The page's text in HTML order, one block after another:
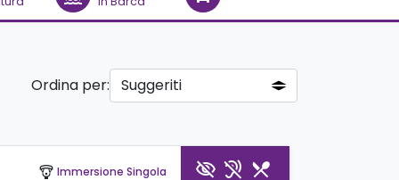
Ordina per:
paragliding Immersione Singola visibility_off hearing_disabled restaurant_menu